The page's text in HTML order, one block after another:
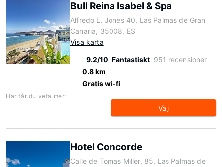
Bull Reina Isabel & Spa
Alfredo L. Jones 40, Las Palmas de Gran
Canaria, 35008, ES
Visa karta
9.2/10 Fantastiskt 951 recensioner
0.8 km
Gratis wi-fi
Här får du veta mer:
Välj
Hotel Concorde
Calle de Tomas Miller, 85, Las Palmas de